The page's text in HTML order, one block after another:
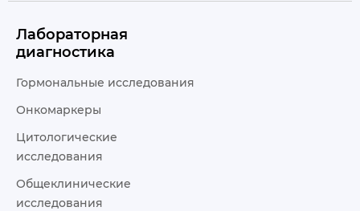
Лабораторная
диагностика
Гормональные исследования
Онкомаркеры
Цитологические
исследования
Общеклинические
исследования